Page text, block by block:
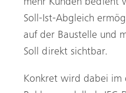
mehr Kunden bedient
Soll-Ist-Abgleich
auf der Baustelle und
Soll direkt sichtbar.
Konkret wird dabei im